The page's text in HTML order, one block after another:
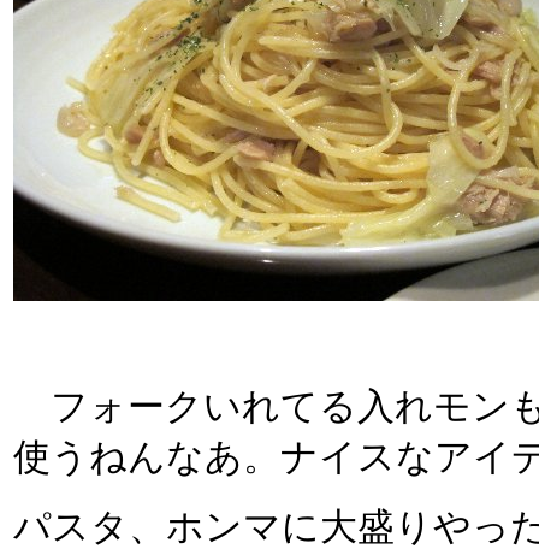
フォークいれてる入れモン
使うねんなあ。ナイスなアイ
パスタ、ホンマに大盛りやっ